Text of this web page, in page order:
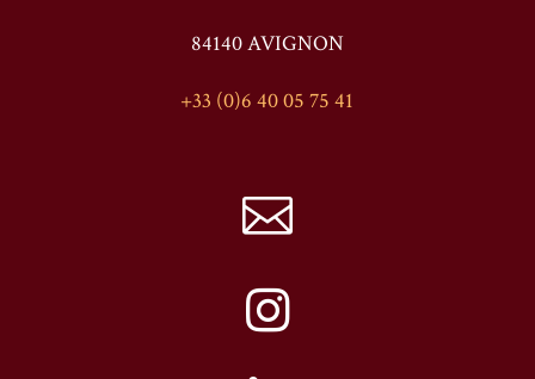
84140 AVIGNON
+33 (0)6 40 05 75 41

